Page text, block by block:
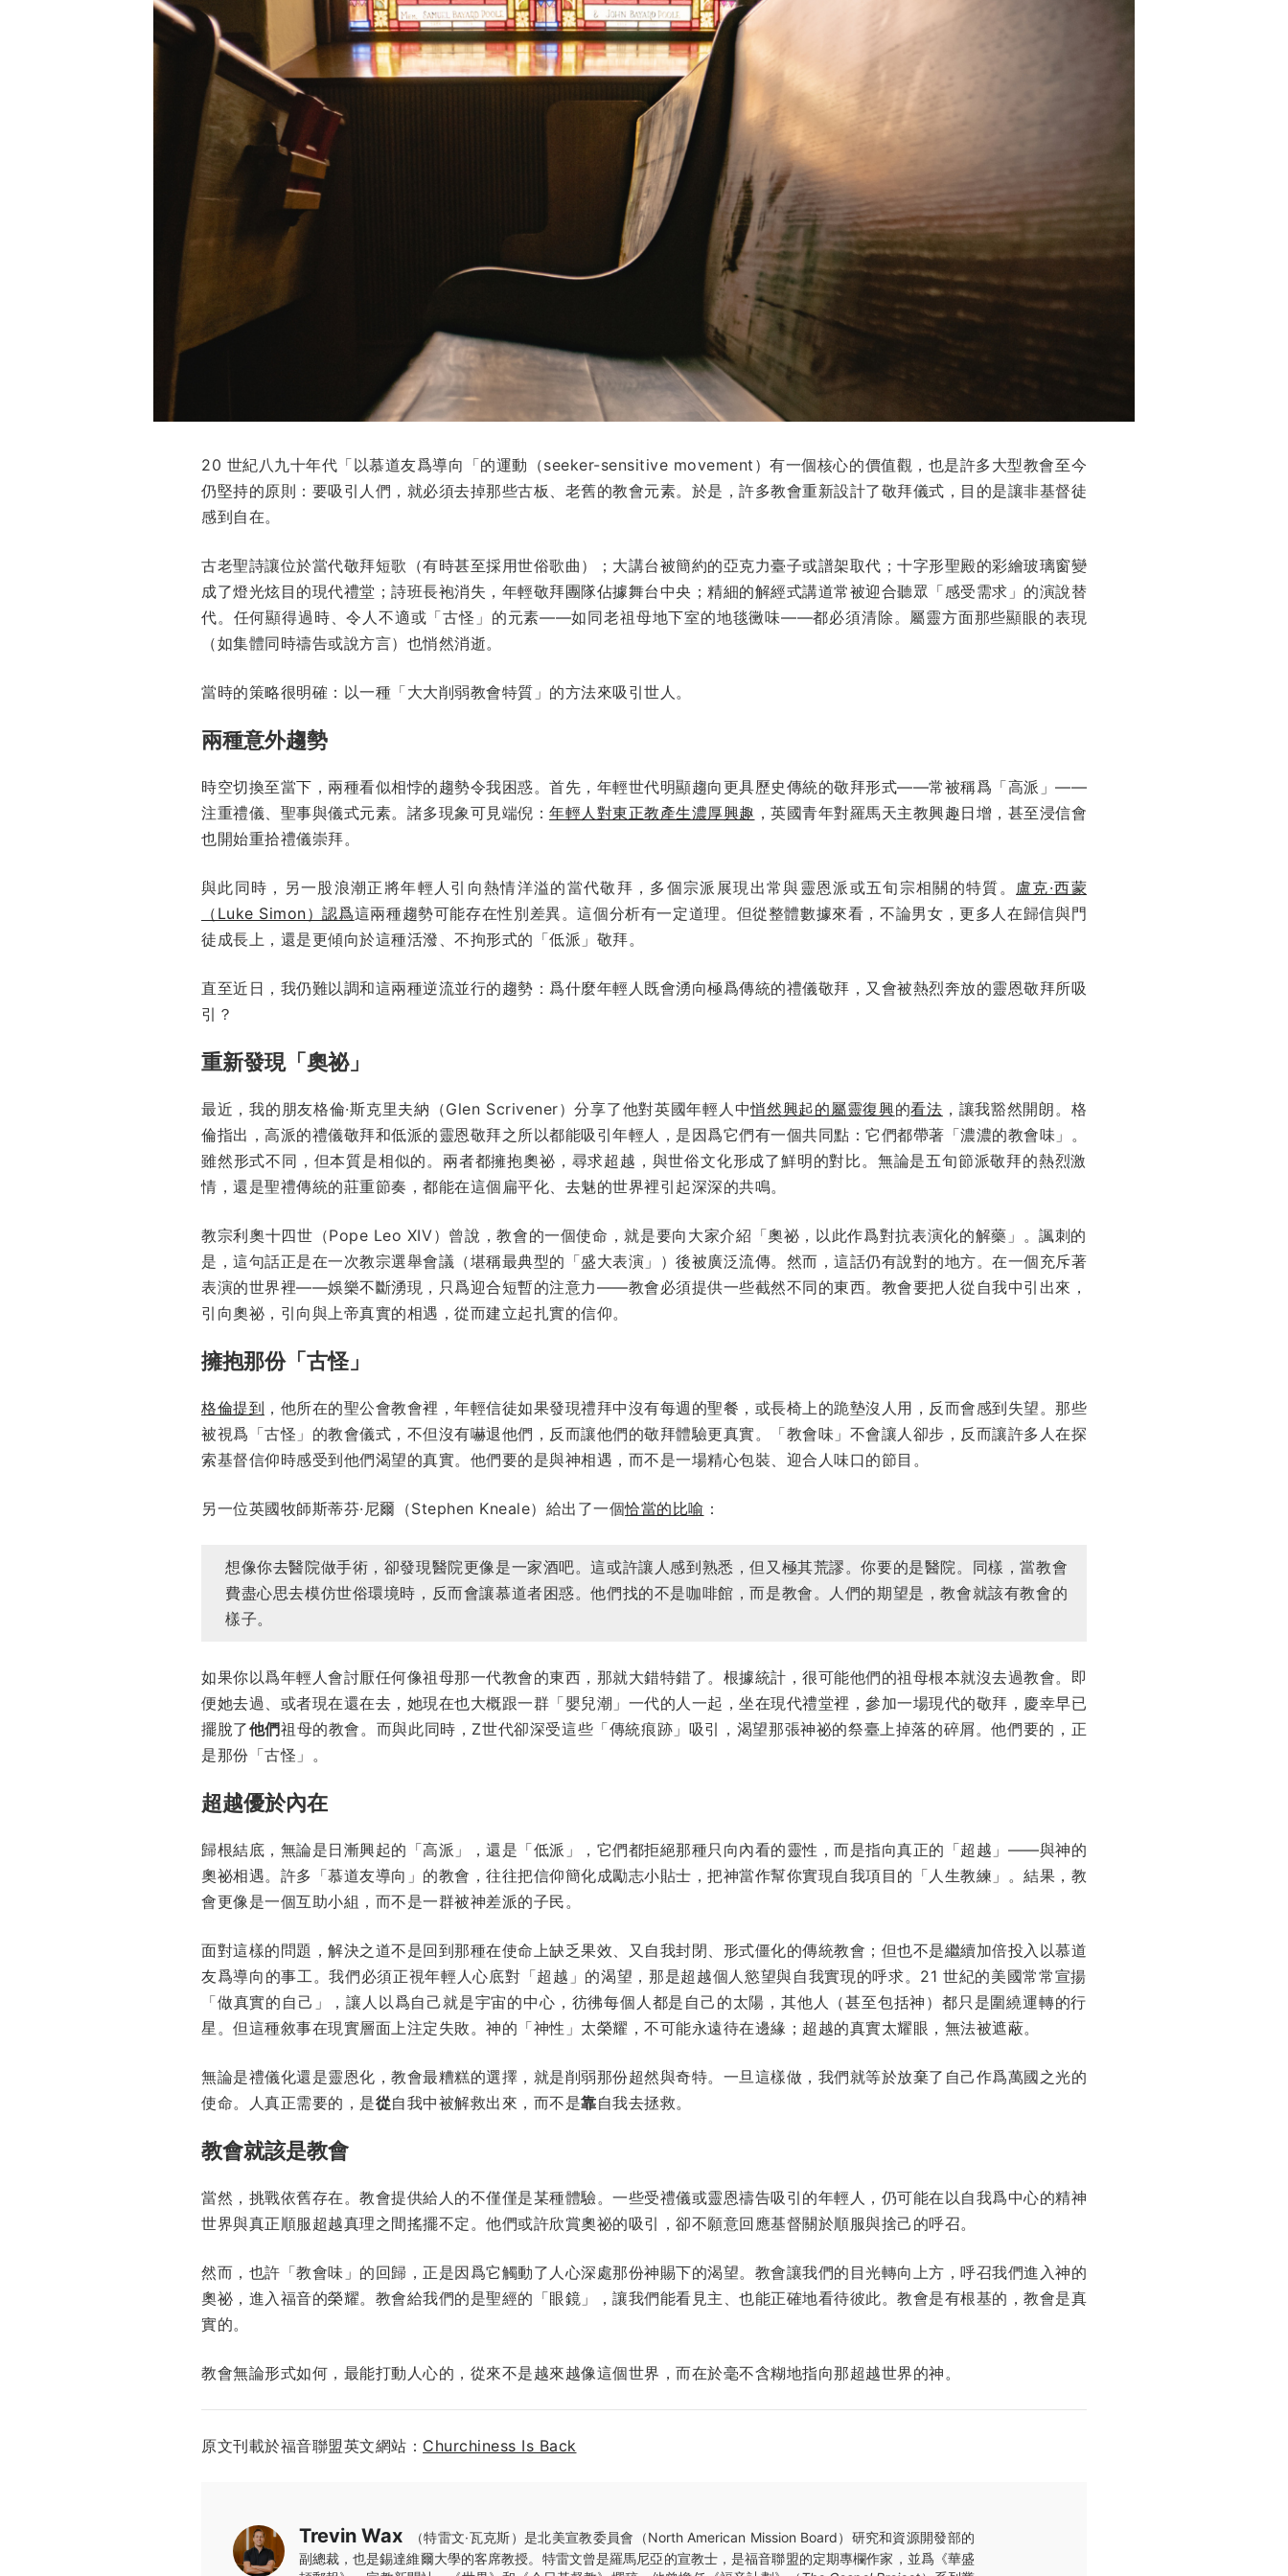
20 世紀八九十年代「以慕道友爲導向「的運動（seeker-sensitive movement）有一個核心的價值觀，也是許多大型教會至今
仍堅持的原則：要吸引人們，就必須去掉那些古板、老舊的教會元素。於是，許多教會重新設計了敬拜儀式，目的是讓非基督徒
感到自在。
古老聖詩讓位於當代敬拜短歌（有時甚至採用世俗歌曲）；大講台被簡約的亞克力臺子或譜架取代；十字形聖殿的彩繪玻璃窗變
成了燈光炫目的現代禮堂；詩班長袍消失，年輕敬拜團隊佔據舞台中央；精細的解經式講道常被迎合聽眾「感受需求」的演說替
代。任何顯得過時、令人不適或「古怪」的元素——如同老祖母地下室的地毯黴味——都必須清除。屬靈方面那些顯眼的表現
（如集體同時禱告或說方言）也悄然消逝。
當時的策略很明確：以一種「大大削弱教會特質」的方法來吸引世人。
兩種意外趨勢
時空切換至當下，兩種看似相悖的趨勢令我困惑。首先，年輕世代明顯趨向更具歷史傳統的敬拜形式——常被稱爲「高派」——
注重禮儀、聖事與儀式元素。諸多現象可見端倪： 年輕人對東正教產生濃厚興趣 ，英國青年對羅馬天主教興趣日增，甚至浸信會
也開始重拾禮儀崇拜。
與此同時，另一股浪潮正將年輕人引向熱情洋溢的當代敬拜，多個宗派展現出常與靈恩派或五旬宗相關的特質。 盧克·西蒙
（Luke Simon）認爲這兩種趨勢可能存在性別差異。這個分析有一定道理。但從整體數據來看，不論男女，更多人在歸信與門
徒成長上，還是更傾向於這種活潑、不拘形式的「低派」敬拜。
直至近日，我仍難以調和這兩種逆流並行的趨勢：爲什麼年輕人既會湧向極爲傳統的禮儀敬拜，又會被熱烈奔放的靈恩敬拜所吸
引？
重新發現「奧祕」
最近，我的朋友格倫·斯克里夫納（Glen Scrivener）分享了他對英國年輕人中悄然興起的屬靈復興的看法 ，讓我豁然開朗。格
倫指出，高派的禮儀敬拜和低派的靈恩敬拜之所以都能吸引年輕人，是因爲它們有一個共同點：它們都帶著「濃濃的教會味」。
雖然形式不同，但本質是相似的。兩者都擁抱奧祕，尋求超越，與世俗文化形成了鮮明的對比。無論是五旬節派敬拜的熱烈激
情，還是聖禮傳統的莊重節奏，都能在這個扁平化、去魅的世界裡引起深深的共鳴。
教宗利奧十四世（Pope Leo XIV）曾說，教會的一個使命，就是要向大家介紹「奧祕，以此作爲對抗表演化的解藥」。諷刺的
是，這句話正是在一次教宗選舉會議（堪稱最典型的「盛大表演」）後被廣泛流傳。然而，這話仍有說對的地方。在一個充斥著
表演的世界裡——娛樂不斷湧現，只爲迎合短暫的注意力——教會必須提供一些截然不同的東西。教會要把人從自我中引出來，
引向奧祕，引向與上帝真實的相遇，從而建立起扎實的信仰。
擁抱那份「古怪」
格倫提到 ，他所在的聖公會教會裡，年輕信徒如果發現禮拜中沒有每週的聖餐，或長椅上的跪墊沒人用，反而會感到失望。那些
被視爲「古怪」的教會儀式，不但沒有嚇退他們，反而讓他們的敬拜體驗更真實。「教會味」不會讓人卻步，反而讓許多人在探
索基督信仰時感受到他們渴望的真實。他們要的是與神相遇，而不是一場精心包裝、迎合人味口的節目。
另一位英國牧師斯蒂芬·尼爾（Stephen Kneale）給出了一個恰當的比喻 ：
想像你去醫院做手術，卻發現醫院更像是一家酒吧。這或許讓人感到熟悉，但又極其荒謬。你要的是醫院。同樣，當教會
費盡心思去模仿世俗環境時，反而會讓慕道者困惑。他們找的不是咖啡館，而是教會。人們的期望是，教會就該有教會的
樣子。
如果你以爲年輕人會討厭任何像祖母那一代教會的東西，那就大錯特錯了。根據統計，很可能他們的祖母根本就沒去過教會。即
便她去過、或者現在還在去，她現在也大概跟一群「嬰兒潮」一代的人一起，坐在現代禮堂裡，參加一場現代的敬拜，慶幸早已
擺脫了他們祖母的教會。而與此同時，Z世代卻深受這些「傳統痕跡」吸引，渴望那張神祕的祭臺上掉落的碎屑。他們要的，正
是那份「古怪」。
超越優於內在
歸根結底，無論是日漸興起的「高派」，還是「低派」，它們都拒絕那種只向內看的靈性，而是指向真正的「超越」——與神的
奧祕相遇。許多「慕道友導向」的教會，往往把信仰簡化成勵志小貼士，把神當作幫你實現自我項目的「人生教練」。結果，教
會更像是一個互助小組，而不是一群被神差派的子民。
面對這樣的問題，解決之道不是回到那種在使命上缺乏果效、又自我封閉、形式僵化的傳統教會；但也不是繼續加倍投入以慕道
友爲導向的事工。我們必須正視年輕人心底對「超越」的渴望，那是超越個人慾望與自我實現的呼求。21 世紀的美國常常宣揚
「做真實的自己」，讓人以爲自己就是宇宙的中心，彷彿每個人都是自己的太陽，其他人（甚至包括神）都只是圍繞運轉的行
星。但這種敘事在現實層面上注定失敗。神的「神性」太榮耀，不可能永遠待在邊緣；超越的真實太耀眼，無法被遮蔽。
無論是禮儀化還是靈恩化，教會最糟糕的選擇，就是削弱那份超然與奇特。一旦這樣做，我們就等於放棄了自己作爲萬國之光的
使命。人真正需要的，是從自我中被解救出來，而不是靠自我去拯救。
教會就該是教會
當然，挑戰依舊存在。教會提供給人的不僅僅是某種體驗。一些受禮儀或靈恩禱告吸引的年輕人，仍可能在以自我爲中心的精神
世界與真正順服超越真理之間搖擺不定。他們或許欣賞奧祕的吸引，卻不願意回應基督關於順服與捨己的呼召。
然而，也許「教會味」的回歸，正是因爲它觸動了人心深處那份神賜下的渴望。教會讓我們的目光轉向上方，呼召我們進入神的
奧祕，進入福音的榮耀。教會給我們的是聖經的「眼鏡」，讓我們能看見主、也能正確地看待彼此。教會是有根基的，教會是真
實的。
教會無論形式如何，最能打動人心的，從來不是越來越像這個世界，而在於毫不含糊地指向那超越世界的神。
原文刊載於福音聯盟英文網站： Churchiness Is Back
Trevin Wax
（特雷文·瓦克斯）是北美宣教委員會（North American Mission Board）研究和資源開發部的
副總裁，也是錫達維爾大學的客席教授。特雷文曾是羅馬尼亞的宣教士，是福音聯盟的定期專欄作家，並爲《華盛